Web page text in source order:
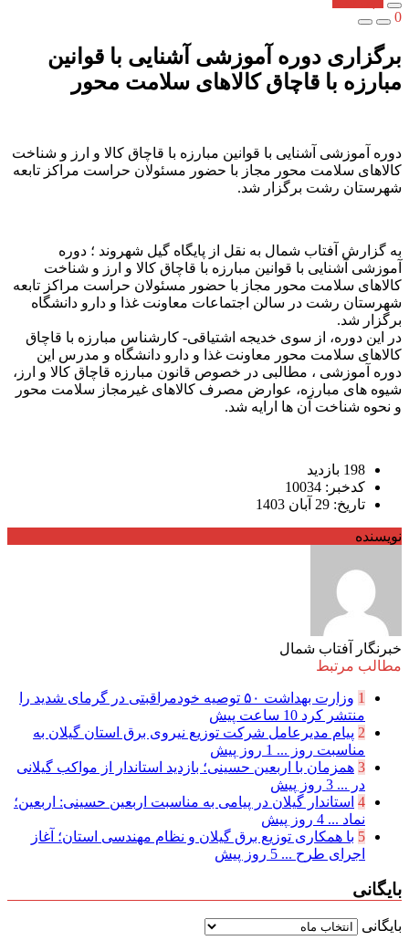
0
برگزاری دوره آموزشی آشنایی با قوانین
مبارزه با قاچاق کالاهای سلامت محور
دوره آموزشی آشنایی با قوانین مبارزه با قاچاق کالا و ارز و شناخت
کالاهای سلامت محور مجاز با حضور مسئولان حراست مراکز تابعه
شهرستان رشت برگزار شد.
به گزارش آفتاب شمال به نقل از پایگاه گیل شهروند ؛ دوره
آموزشی آشنایی با قوانین مبارزه با قاچاق کالا و ارز و شناخت
کالاهای سلامت محور مجاز با حضور مسئولان حراست مراکز تابعه
شهرستان رشت در سالن اجتماعات معاونت غذا و دارو دانشگاه
برگزار شد.
در این دوره، از سوی خدیجه اشتیاقی- کارشناس مبارزه با قاچاق
کالاهای سلامت محور معاونت غذا و دارو دانشگاه و مدرس این
دوره آموزشی ، مطالبی در خصوص قانون مبارزه قاچاق کالا و ارز،
شیوه های مبارزه، عوارض مصرف کالاهای غیرمجاز سلامت محور
و نحوه شناخت آن ها ارایه شد.
198 بازدید
کدخبر: 10034
تاریخ: 29 آبان 1403
نویسنده
خبرنگار آفتاب شمال
مطالب مرتبط
1
وزارت بهداشت ۵۰ توصیه خودمراقبتی در گرمای شدید را
منتشر کرد 10 ساعت پیش
2 پیام مدیرعامل شركت توزیع نیروی برق استان گیلان به
مناسبت روز ... 1 روز پیش
3 همزمان با اربعین حسینی؛ بازدید استاندار از مواکب گیلانی
در ... 3 روز پیش
4 استاندار گیلان در پیامی به مناسبت اربعین حسینی: اربعین؛
نماد ... 4 روز پیش
5 با همکاری توزیع برق گیلان و نظام مهندسی استان؛ آغاز
اجرای طرح ... 5 روز پیش
بایگانی
بایگانی